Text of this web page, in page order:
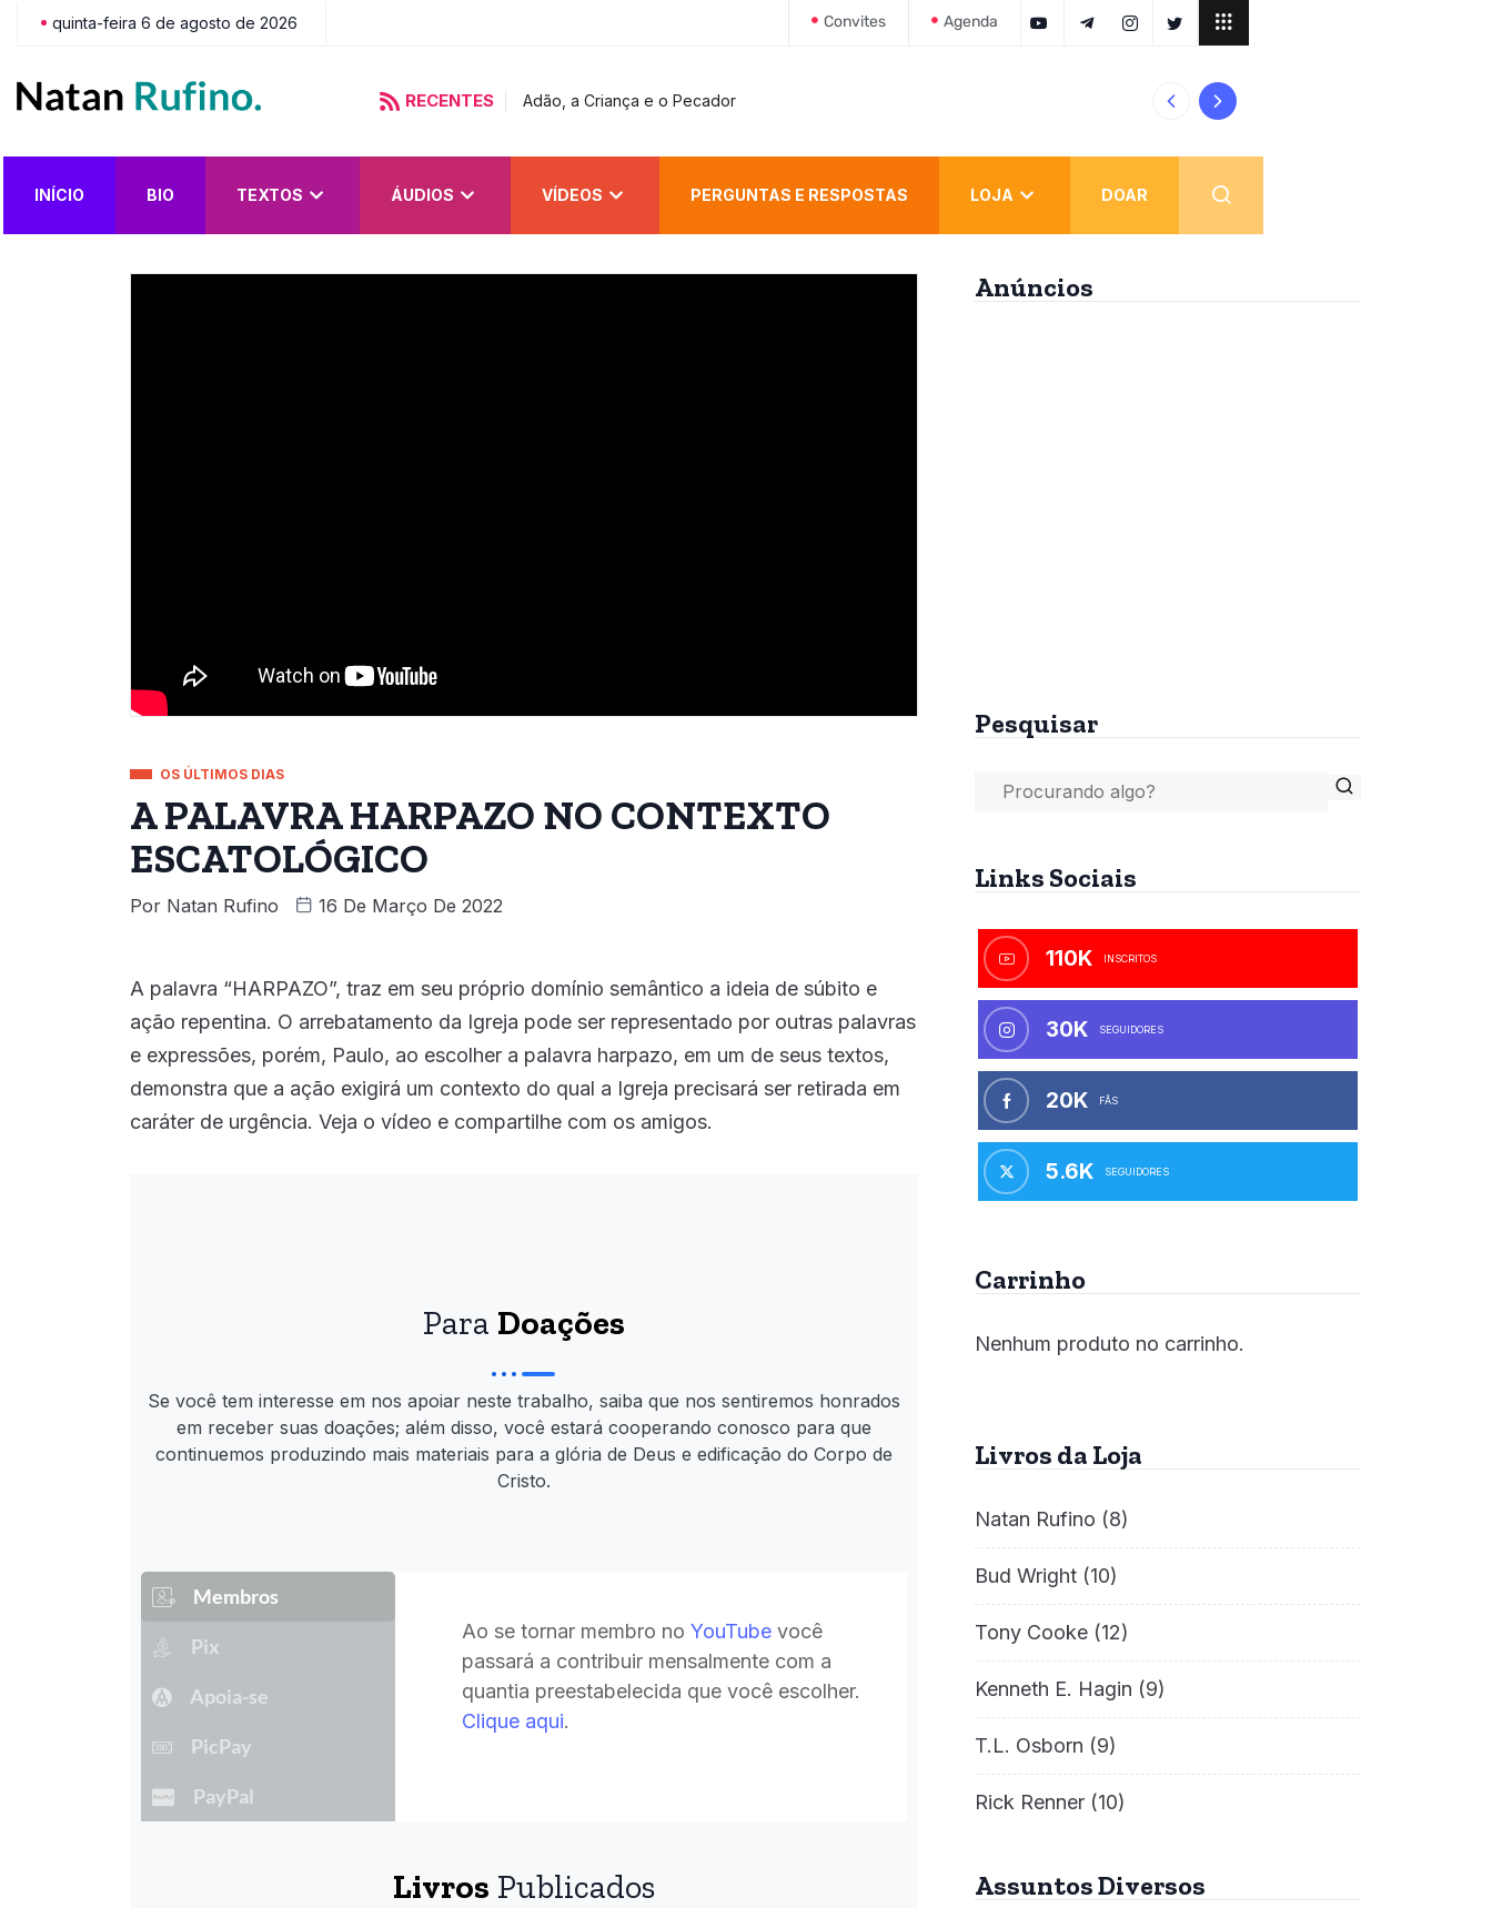
quinta-feira 6 de agosto de 2026 Convites Agenda
RECENTES
Adão, a Criança e o Pecador As Bestas de Apocalipse São Reinos ou
INÍCIO BIO TEXTOS ÁUDIOS VÍDEOS PERGUNTAS E RESPOSTAS LOJA DOAR
OS ÚLTIMOS DIAS
A PALAVRA HARPAZO NO CONTEXTO
ESCATOLÓGICO
Por Natan Rufino 16 De Março De 2022
A palavra “HARPAZO”, traz em seu próprio domínio semântico a ideia de súbito e
ação repentina. O arrebatamento da Igreja pode ser representado por outras palavras
e expressões, porém, Paulo, ao escolher a palavra harpazo, em um de seus textos,
demonstra que a ação exigirá um contexto do qual a Igreja precisará ser retirada em
caráter de urgência. Veja o vídeo e compartilhe com os amigos.
Para Doações
Se você tem interesse em nos apoiar neste trabalho, saiba que nos sentiremos honrados
em receber suas doações; além disso, você estará cooperando conosco para que
continuemos produzindo mais materiais para a glória de Deus e edificação do Corpo de
Cristo.
Membros
Pix
Apoia-se
PicPay
PayPal
Ao se tornar membro noYouTube você
passará a contribuir mensalmente com a
quantia preestabelecida que você escolher.
Clique aqui.
Livros Publicados
Anúncios
Pesquisar
Links Sociais
110K INSCRITOS
30K SEGUIDORES
20K FÃS
5.6K SEGUIDORES
Carrinho
Nenhum produto no carrinho.
Livros da Loja
Natan Rufino (8)
Bud Wright (10)
Tony Cooke (12)
Kenneth E. Hagin (9)
T.L. Osborn (9)
Rick Renner (10)
Assuntos Diversos